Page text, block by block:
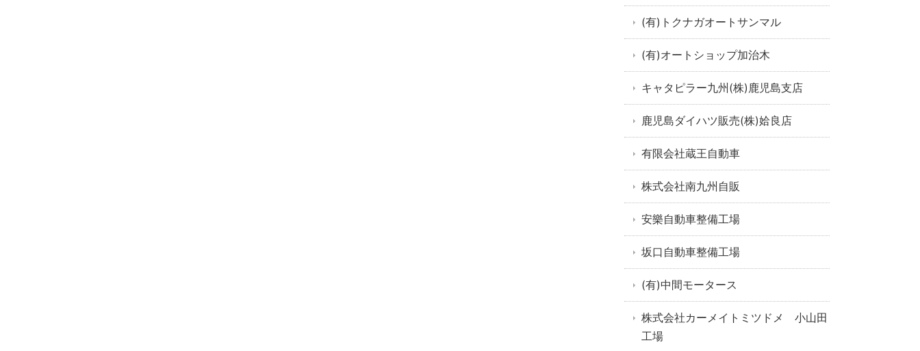
(有)トクナガオートサンマル
(有)オートショップ加治木
キャタピラー九州(株)鹿児島支店
鹿児島ダイハツ販売(株)姶良店
有限会社蔵王自動車
株式会社南九州自販
安樂自動車整備工場
坂口自動車整備工場
(有)中間モータース
株式会社カーメイトミツドメ 小山田
工場